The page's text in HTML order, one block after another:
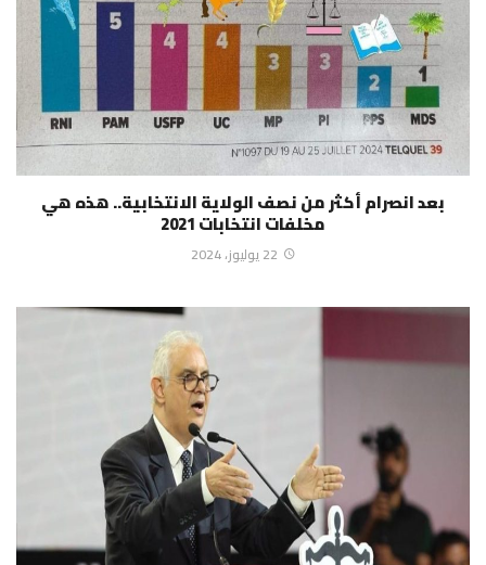
بعد انصرام أكثر من نصف الولاية الانتخابية.. هذه هي
مخلفات انتخابات 2021
22 يوليوز، 2024